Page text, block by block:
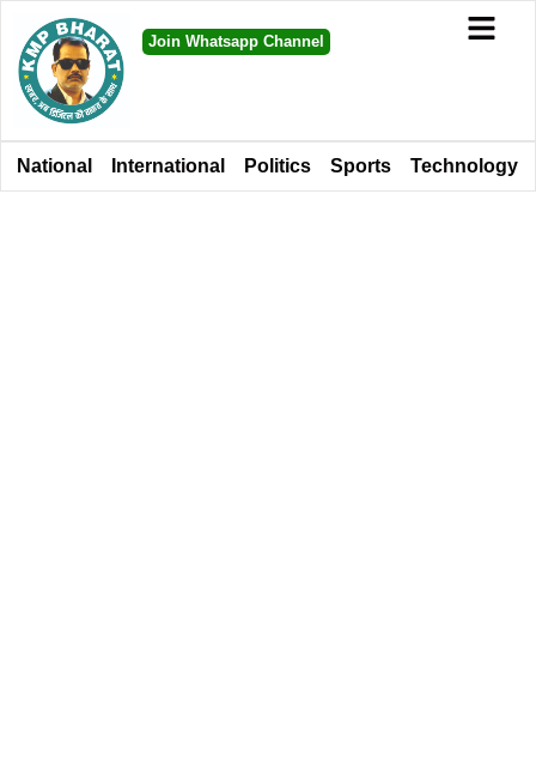
Join Whatsapp Channel
National International Politics Sports Technology